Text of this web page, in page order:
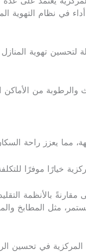
في نظام التهوية
لتحسين تهوية
من
مما يعزز راحة
خيارًا موفرًا
بالأنظمة
مثل المطابخ
في تحسين